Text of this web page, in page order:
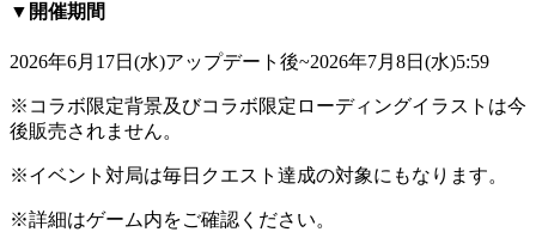
▼開催期間
2026年6月17日(水)アップデート後~2026年7月8日(水)5:59
※コラボ限定背景及びコラボ限定ローディングイラストは今
後販売されません。
※イベント対局は毎日クエスト達成の対象にもなります。
※詳細はゲーム内をご確認ください。